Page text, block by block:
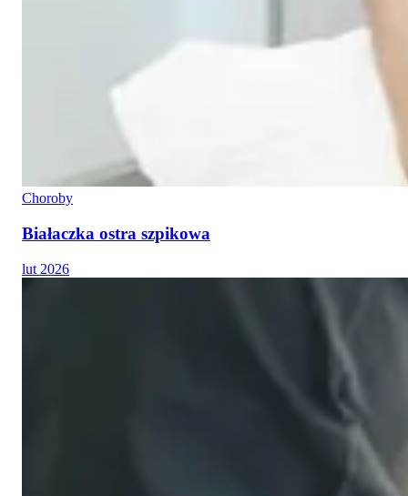
Choroby
Białaczka ostra szpikowa
lut 2026